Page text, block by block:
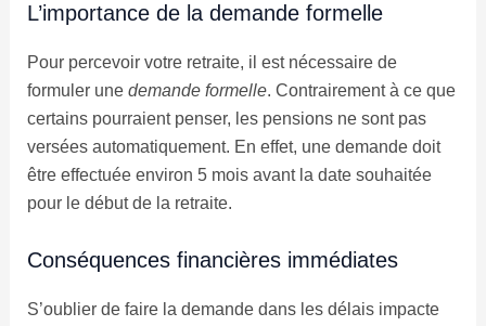
L’importance de la demande formelle
Pour percevoir votre retraite, il est nécessaire de
formuler une demande formelle. Contrairement à ce que
certains pourraient penser, les pensions ne sont pas
versées automatiquement. En effet, une demande doit
être effectuée environ 5 mois avant la date souhaitée
pour le début de la retraite.
Conséquences financières immédiates
S’oublier de faire la demande dans les délais impacte